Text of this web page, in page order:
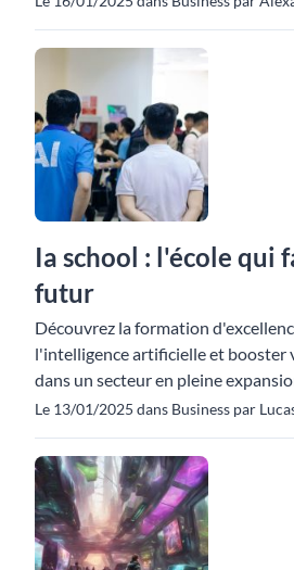
Ia school : l'école qui
futur
Découvrez la formation
l'intelligence artificielle et booster
dans un secteur en pleine
Le 13/01/2025 dans Business par